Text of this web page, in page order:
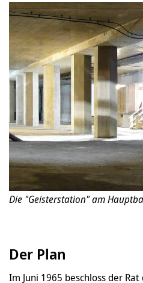
Die "Geisterstation" am
Der Plan
Im Juni 1965 beschloss der